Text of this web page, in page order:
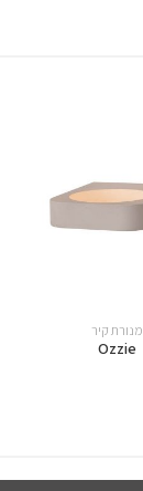
מנורת קיר
Ozzie